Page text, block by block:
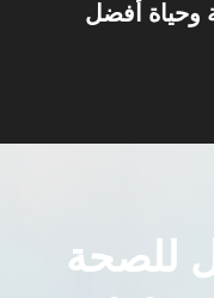
وحياة أفضل
للصحة